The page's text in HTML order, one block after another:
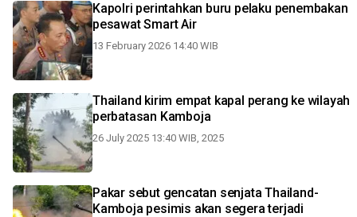
Kapolri perintahkan buru pelaku penembakan
pesawat Smart Air
13 February 2026 14:40 WIB
Thailand kirim empat kapal perang ke wilayah
perbatasan Kamboja
26 July 2025 13:40 WIB, 2025
Pakar sebut gencatan senjata Thailand-
Kamboja pesimis akan segera terjadi